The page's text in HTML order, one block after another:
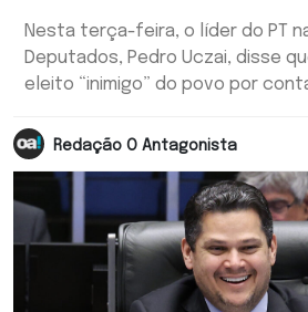
Nesta terça-feira, o líder do PT
Deputados, Pedro Uczai, disse
eleito “inimigo” do povo por
Redação O Antagonista